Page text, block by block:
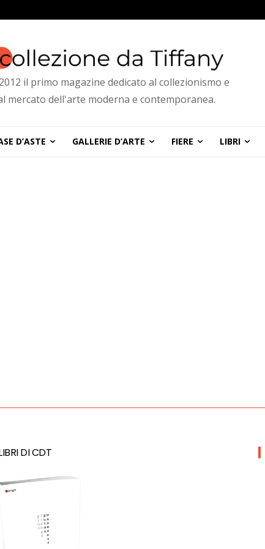
il primo magazine dedicato al collezionismo e
mercato dell'arte moderna e contemporanea.
D’ASTE GALLERIE D’ARTE FIERE LIBRI
DI CDT